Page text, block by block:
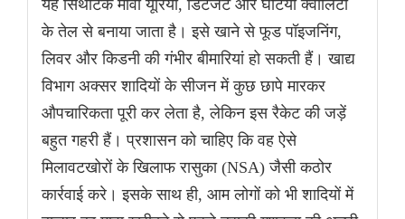
यह सिंथेटिक मावा यूरिया, डिटर्जेंट और घटिया क्वालिटी
के तेल से बनाया जाता है। इसे खाने से फूड पॉइजनिंग,
लिवर और किडनी की गंभीर बीमारियां हो सकती हैं। खाद्य
विभाग अक्सर शादियों के सीजन में कुछ छापे मारकर
औपचारिकता पूरी कर लेता है, लेकिन इस रैकेट की जड़ें
बहुत गहरी हैं। प्रशासन को चाहिए कि वह ऐसे
मिलावटखोरों के खिलाफ रासुका (NSA) जैसी कठोर
कार्रवाई करे। इसके साथ ही, आम लोगों को भी शादियों में